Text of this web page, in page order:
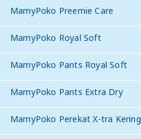
MamyPoko Preemie Care
MamyPoko Royal Soft
MamyPoko Pants Royal Soft
MamyPoko Pants Extra Dry
MamyPoko Perekat X-tra Kering